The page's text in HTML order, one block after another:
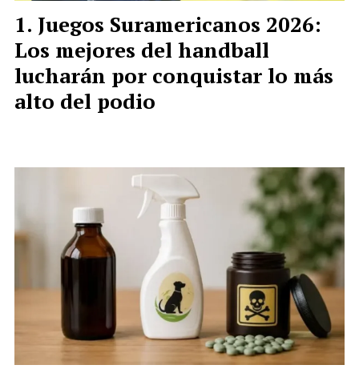
Juegos Suramericanos 2026:
Los mejores del handball
lucharán por conquistar lo más
alto del podio